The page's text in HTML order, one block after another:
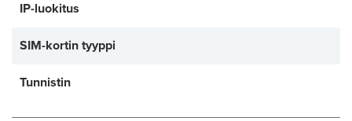
IP-luokitus
SIM-kortin tyyppi
Tunnistin